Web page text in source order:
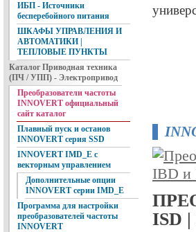
ИБП - Источники
бесперебойного питания
ШКАФЫ УПРАВЛЕНИЯ И
АВТОМАТИКИ |
ТЕПЛОВЫЕ ПУНКТЫ
Каталог Приводная техника
(ПЧ / УПП) - Электропривод
Преобразователи частоты
INNOVERT официальный
сайт каталог
Плавный пуск и останов
INNOVERT серия SSD
INNOVERT IMD_E с
векторным управлением
Дополнительные опции
INNOVERT серии IMD_E
Программа для настройки
преобразователей частоты
INNOVERT
ISD